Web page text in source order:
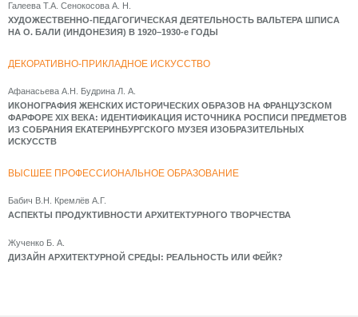
Галеева Т.А. Сенокосова А. Н.
ХУДОЖЕСТВЕННО-ПЕДАГОГИЧЕСКАЯ ДЕЯТЕЛЬНОСТЬ ВАЛЬТЕРА ШПИСА
НА О. БАЛИ (ИНДОНЕЗИЯ) В 1920–1930-е ГОДЫ
ДЕКОРАТИВНО-ПРИКЛАДНОЕ ИСКУССТВО
Афанасьева А.Н. Будрина Л. А.
ИКОНОГРАФИЯ ЖЕНСКИХ ИСТОРИЧЕСКИХ ОБРАЗОВ НА ФРАНЦУЗСКОМ
ФАРФОРЕ XIX ВЕКА: ИДЕНТИФИКАЦИЯ ИСТОЧНИКА РОСПИСИ ПРЕДМЕТОВ
ИЗ СОБРАНИЯ ЕКАТЕРИНБУРГСКОГО МУЗЕЯ ИЗОБРАЗИТЕЛЬНЫХ
ИСКУССТВ
ВЫСШЕЕ ПРОФЕССИОНАЛЬНОЕ ОБРАЗОВАНИЕ
Бабич В.Н. Кремлёв А.Г.
АСПЕКТЫ ПРОДУКТИВНОСТИ АРХИТЕКТУРНОГО ТВОРЧЕСТВА
Жученко Б. А.
ДИЗАЙН АРХИТЕКТУРНОЙ СРЕДЫ: РЕАЛЬНОСТЬ ИЛИ ФЕЙК?